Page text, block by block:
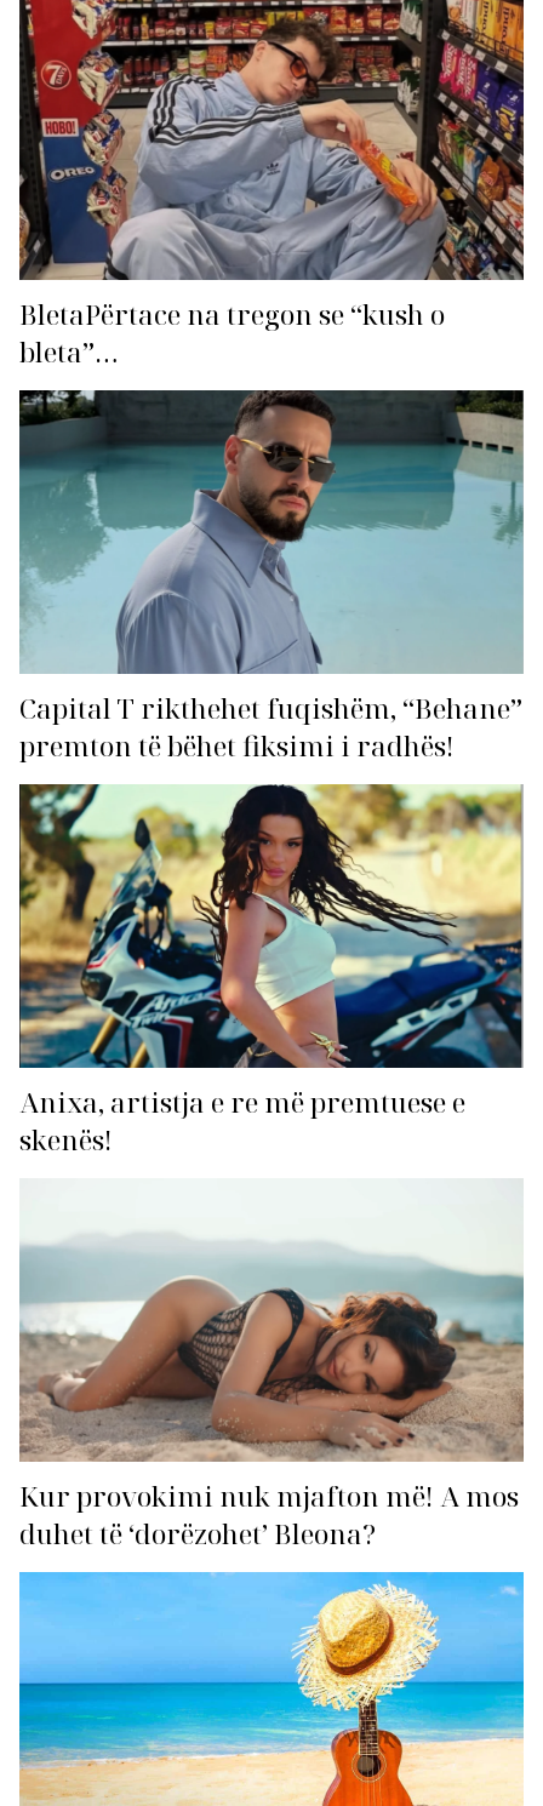
BletaPërtace na tregon se “kush o
bleta”…
Capital T rikthehet fuqishëm, “Behane”
premton të bëhet fiksimi i radhës!
Anixa, artistja e re më premtuese e
skenës!
Kur provokimi nuk mjafton më! A mos
duhet të ‘dorëzohet’ Bleona?